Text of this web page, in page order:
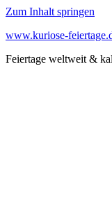
Zum Inhalt springen
www.kuriose-
Feiertage weltweit &